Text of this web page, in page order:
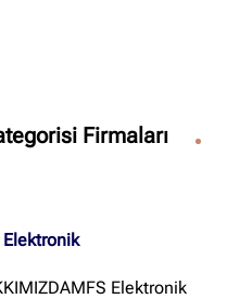
Firmaları
Elektronik